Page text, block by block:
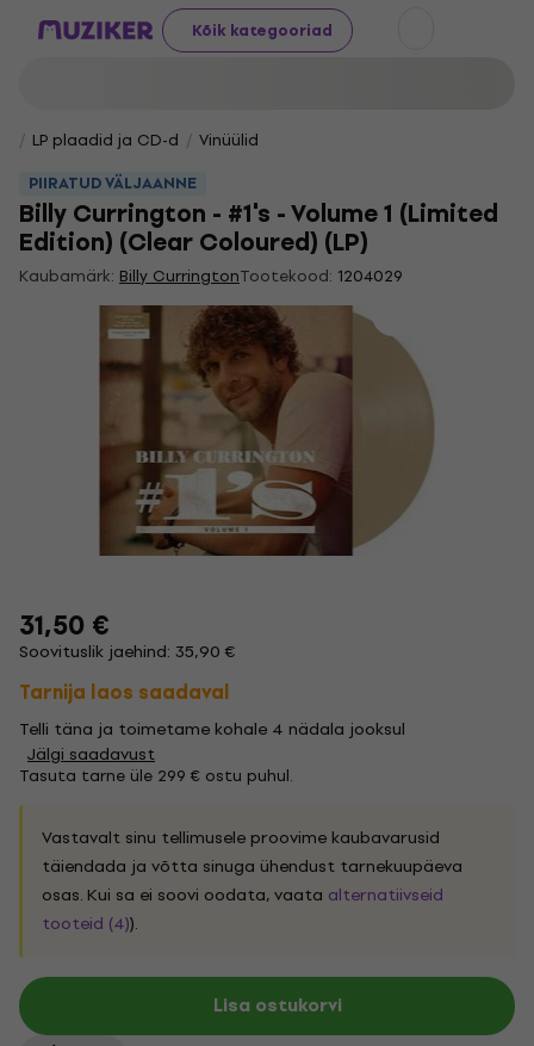
Kõik kategooriad
LP plaadid ja CD-d
Vinüülid
PIIRATUD VÄLJAANNE
Billy Currington - #1's - Volume 1 (Limited
Edition) (Clear Coloured) (LP)
Kaubamärk: Billy CurringtonTootekood: 1204029
31,50 €
Soovituslik jaehind: 35,90 €
Tarnija laos saadaval
Telli täna ja toimetame kohale 4 nädala jooksul
Jälgi saadavust
Tasuta tarne üle 299 € ostu puhul.
Vastavalt sinu tellimusele proovime kaubavarusid
täiendada ja võtta sinuga ühendust tarnekuupäeva
osas. Kui sa ei soovi oodata, vaata alternatiivseid
tooteid (4)).
Lisa ostukorvi